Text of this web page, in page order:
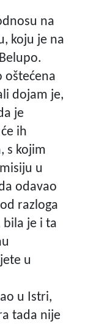
na
koju je na
oštećena
dojam je,
je
ih
s kojim
u
odavao
razloga
je i ta
u
u Istri,
tada nije